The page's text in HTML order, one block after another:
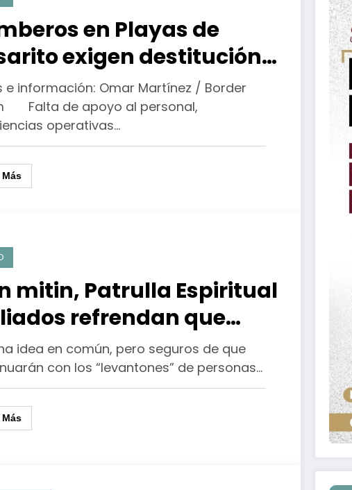
en Playas de
exigen destitución
director; denunciaron
de trabajo que
en su salud
e información: Omar Martínez / Border
Falta de apoyo al personal,
operativas…
Más
mitin, Patrulla Espiritual
refrendan que
con
idea en común, pero seguros de que
con los “levantones” de personas…
Más